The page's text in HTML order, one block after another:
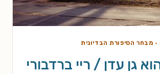
· מבחר הסיפורת הבדיונית
גן עדן / ריי ברדבורי